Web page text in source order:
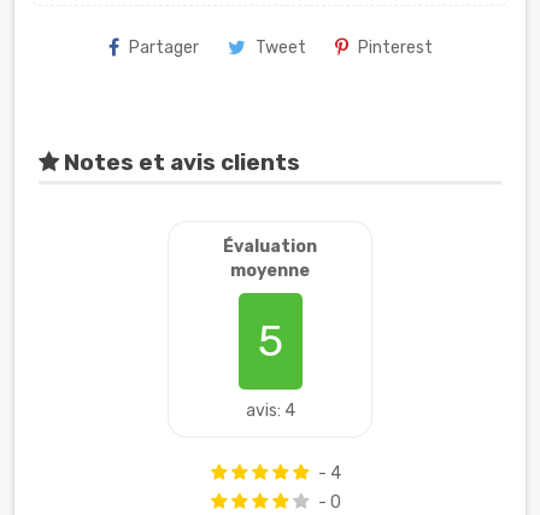
Partager Tweet Pinterest
Notes et avis clients
Évaluation
moyenne
5
avis: 4
- 4
- 0